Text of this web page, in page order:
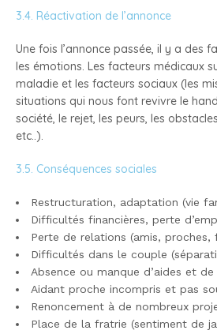
3.4. Réactivation de l’annonce
Une fois l’annonce passée, il y a des
les émotions. Les facteurs médicaux
maladie et les facteurs sociaux (les
situations qui nous font revivre le
société, le rejet, les peurs, les
etc..).
3.5. Conséquences sociales
Restructuration, adaptation (vie
Difficultés financières, perte
Perte de relations (amis, proches,
Difficultés dans le couple
Absence ou manque d’aides et
Aidant proche incompris et pas
Renoncement à de nombreux
Place de la fratrie (sentiment de